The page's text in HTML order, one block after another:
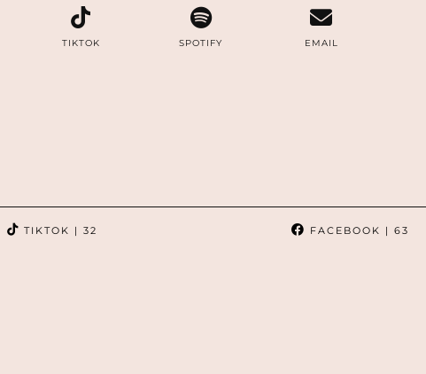
TIKTOK SPOTIFY EMAIL
TIKTOK | 32 FACEBOOK | 63